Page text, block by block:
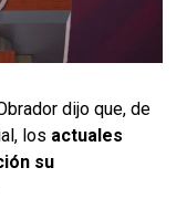
dijo que, de
los actuales
su